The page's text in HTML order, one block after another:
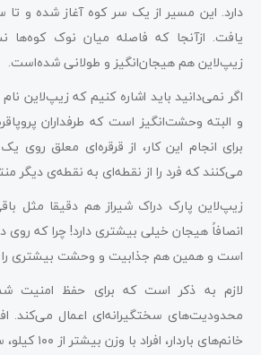
دارد. این مسیر از یک سر کوه آغاز شده و تا
یافت. ازآنجا که فاصله میان نوک کوه‌ها
زیپ‌لاین هم هیجان‌انگیز و طولانی شده‌است.
اگر نمی‌دانید باید اشاره کنیم که زیپ‌لاین
و البته وحشت‌انگیز است که طرفداران
برای انجام این کار، از قرقره‌ای معلق روی
می‌کنند که فرد را از نقطه‌ای به نقطه‌‌ی دیگر
زیپ‌لاین پارک دراک شیراز هم دقیقا مثل
انصافاً هیجان خیلی بیشتری دارد! چرا که
است و همین هم جذابیت و وحشت بیشتری را
لازم به ذکر است که برای حفظ امنیت
محدودیتهای سختگیرانه‌ای اعمال می‌کند.
خانم‌های